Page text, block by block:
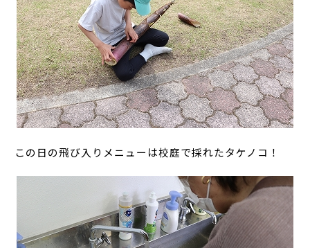
この日の飛び入りメニューは校庭で採れたタケノコ！